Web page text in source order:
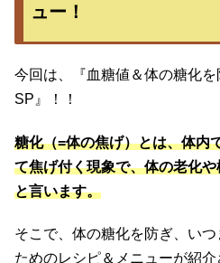
ュー！
今回は、『血糖値＆体の糖化
SP』！！
糖化（=体の焦げ）とは、体内
て焦げ付く現象で、体の老化
と言います。
そこで、体の糖化を防ぎ、い
ためのレシピ＆メニューが紹